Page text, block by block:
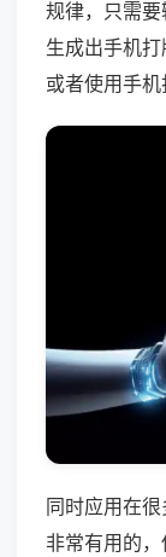
规律，只需
生成出手机
或者使用手机
同时应用在
非常有用的